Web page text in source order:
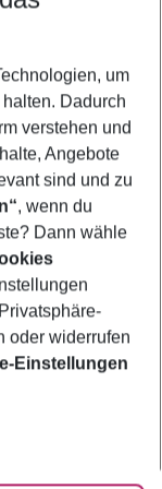
um
Dadurch
verstehen und
Angebote
sind und zu
, wenn du
Dann wähle
oder widerrufen
Einstellungen